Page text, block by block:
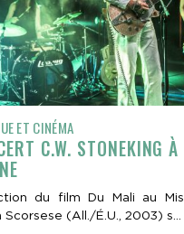
ET CINÉMA
C.W. STONEKING
du film Du Mali au
Scorsese (All./É.U., 2003) s...